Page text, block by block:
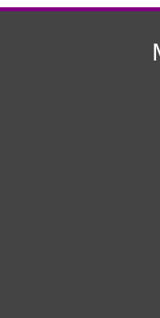
第12回人形供養祭